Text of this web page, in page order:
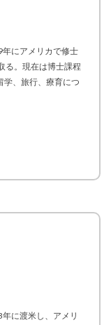
にアメリカで修士
る。現在は博士課程
学、旅行、療育につ
に渡米し、アメリ